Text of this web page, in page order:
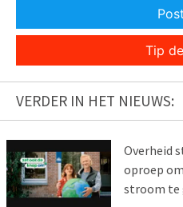
Tip
VERDER IN HET NIEUWS:
Overheid
oproep
stroom te